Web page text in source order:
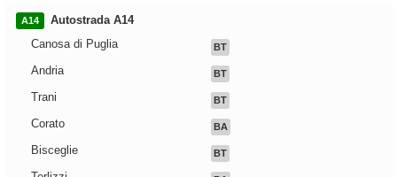
A14
Autostrada A14
Canosa di Puglia
BT
Andria BT
Trani BT
Corato BA
Bisceglie BT